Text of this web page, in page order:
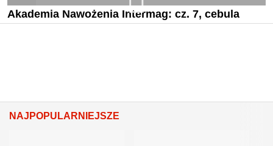
Akademia Nawożenia Intermag: cz. 7, cebula
NAJPOPULARNIEJSZE